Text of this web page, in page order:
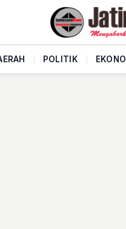
POLITIK